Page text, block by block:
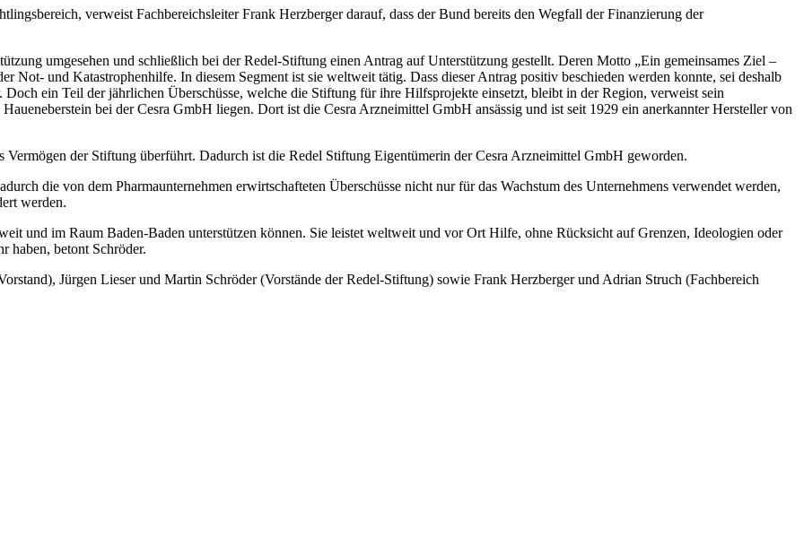
verweist Fachbereichsleiter Frank Herzberger darauf, dass der Bund bereits den Wegfall der Finanzierung der
umgesehen und schließlich bei der Redel-Stiftung einen Antrag auf Unterstützung gestellt. Deren Motto „Ein gemeinsames Ziel –
Not- und Katastrophenhilfe. In diesem Segment ist sie weltweit tätig. Dass dieser Antrag positiv beschieden werden konnte, sei deshalb
ein Teil der jährlichen Überschüsse, welche die Stiftung für ihre Hilfsprojekte einsetzt, bleibt in der Region, verweist sein
bei der Cesra GmbH liegen. Dort ist die Cesra Arzneimittel GmbH ansässig und ist seit 1929 ein anerkannter Hersteller von
der Stiftung überführt. Dadurch ist die Redel Stiftung Eigentümerin der Cesra Arzneimittel GmbH geworden.
die von dem Pharmaunternehmen erwirtschafteten Überschüsse nicht nur für das Wachstum des Unternehmens verwendet werden,
werden.
und im Raum Baden-Baden unterstützen können. Sie leistet weltweit und vor Ort Hilfe, ohne Rücksicht auf Grenzen, Ideologien oder
haben, betont Schröder.
Jürgen Lieser und Martin Schröder (Vorstände der Redel-Stiftung) sowie Frank Herzberger und Adrian Struch (Fachbereich